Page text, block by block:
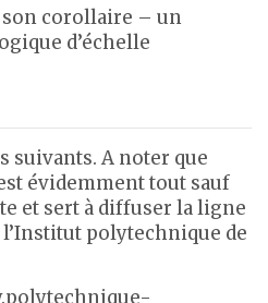
corollaire – un
d’échelle
suivants. A noter que
évidemment tout sauf
et sert à diffuser la ligne
polytechnique de